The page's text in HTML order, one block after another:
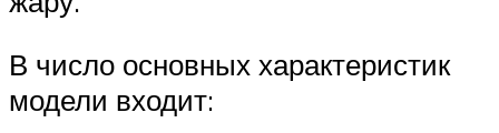
В число основных характеристик
модели входит: